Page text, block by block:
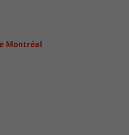
Montréal